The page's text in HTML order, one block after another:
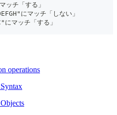
チ「する」
にマッチ「しない」
マッチ「する」
operations